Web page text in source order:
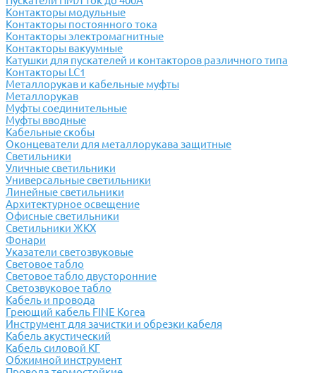
Контакторы модульные
Контакторы постоянного тока
Контакторы электромагнитные
Контакторы вакуумные
Катушки для пускателей и контакторов различного типа
Контакторы LC1
Металлорукав и кабельные муфты
Металлорукав
Муфты соединительные
Муфты вводные
Кабельные скобы
Оконцеватели для металлорукава защитные
Светильники
Уличные светильники
Универсальные светильники
Линейные светильники
Архитектурное освещение
Офисные светильники
Светильники ЖКХ
Фонари
Указатели светозвуковые
Световое табло
Световое табло двусторонние
Светозвуковое табло
Кабель и провода
Греющий кабель FINE Korea
Инструмент для зачистки и обрезки кабеля
Кабель акустический
Кабель силовой КГ
Обжимной инструмент